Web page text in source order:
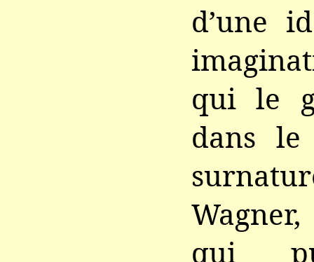
d’une
qui le
dans
qui